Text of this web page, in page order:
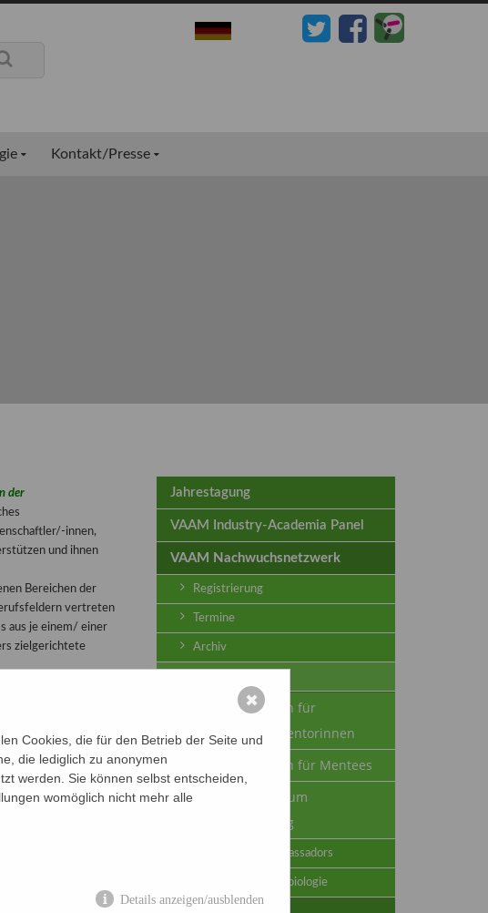
Kontakt/Presse
der
innen,
und ihnen
Bereichen der
vertreten
aus je einem/ einer
zielgerichtete
weitergeben
Jahrestagung
VAAM Industry-Academia Panel
VAAM Nachwuchsnetzwerk
Registrierung
Termine
Archiv
Informationen für
Mentoren/ Mentorinnen
Informationen für Mentees
Anmeldung zum
VAAMentoring
VAAM Young Ambassadors
Studienfach Mikrobiologie
Cookies, die für den Betrieb der Seite und
die lediglich zu anonymen
werden. Sie können selbst entscheiden,
womöglich nicht mehr alle
Details anzeigen/ausblenden
✖